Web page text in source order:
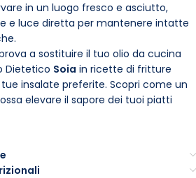
in un luogo fresco e asciutto,
e luce diretta per mantenere intatte
a sostituire il tuo olio da cucina
Dietetico Soia in ricette di fritture
insalate preferite. Scopri come un
elevare il sapore dei tuoi piatti